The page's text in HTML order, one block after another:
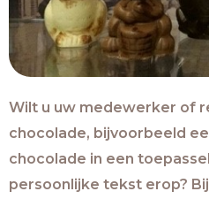
Wilt u uw medewerker of
chocolade, bijvoorbeeld
chocolade in een
persoonlijke tekst erop?